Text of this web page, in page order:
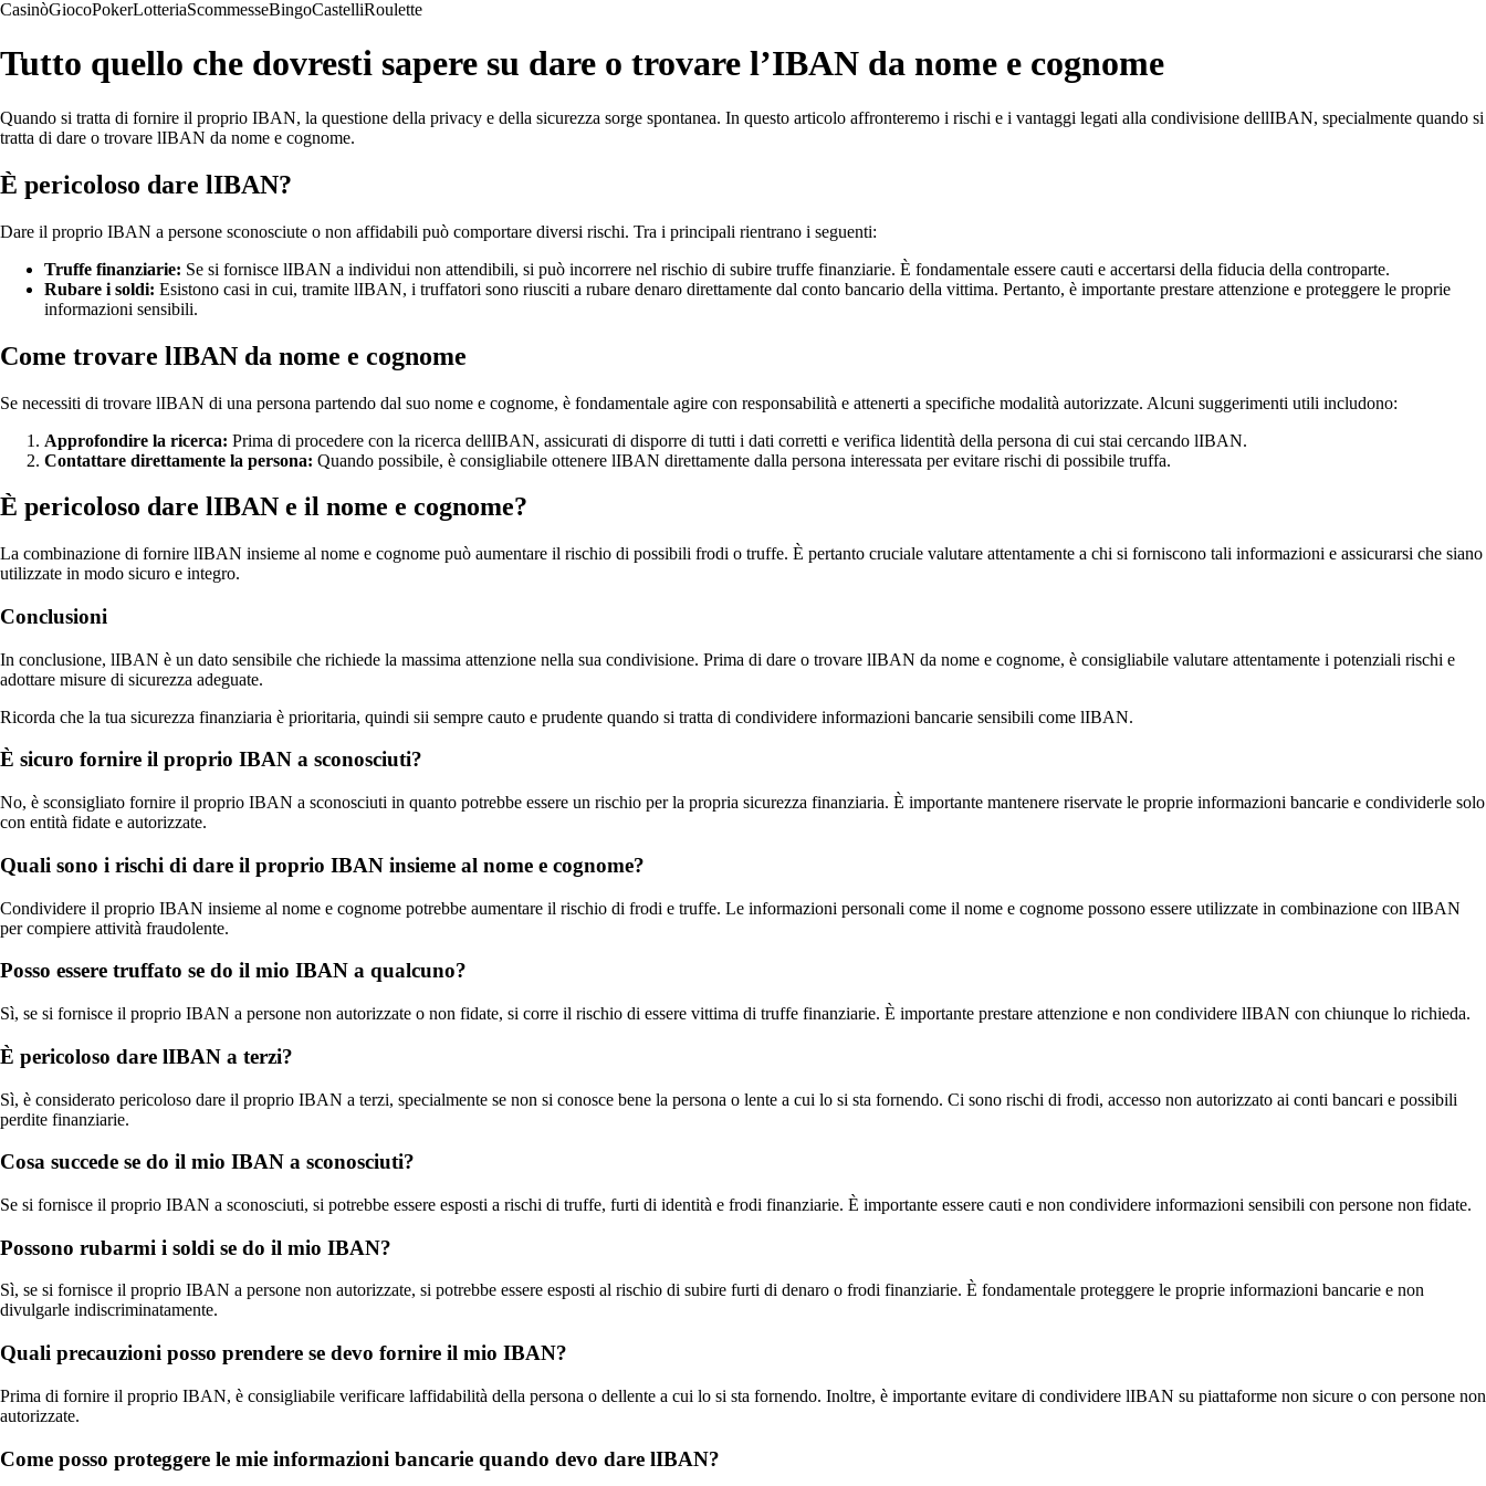
CasinòGiocoPokerLotteriaScommesseBingoCastelliRoulette
Tutto quello che dovresti sapere su dare o trovare l’IBAN da nome e cognome
Quando si tratta di fornire il proprio IBAN, la questione della privacy e della sicurezza sorge spontanea. In questo articolo affronteremo i rischi e i vantaggi legati alla condivisione dellIBAN, specialmente quando si
tratta di dare o trovare lIBAN da nome e cognome.
È pericoloso dare lIBAN?
Dare il proprio IBAN a persone sconosciute o non affidabili può comportare diversi rischi. Tra i principali rientrano i seguenti:
Truffe finanziarie: Se si fornisce lIBAN a individui non attendibili, si può incorrere nel rischio di subire truffe finanziarie. È fondamentale essere cauti e accertarsi della fiducia della controparte.
Rubare i soldi: Esistono casi in cui, tramite lIBAN, i truffatori sono riusciti a rubare denaro direttamente dal conto bancario della vittima. Pertanto, è importante prestare attenzione e proteggere le proprie
informazioni sensibili.
Come trovare lIBAN da nome e cognome
Se necessiti di trovare lIBAN di una persona partendo dal suo nome e cognome, è fondamentale agire con responsabilità e attenerti a specifiche modalità autorizzate. Alcuni suggerimenti utili includono:
Approfondire la ricerca: Prima di procedere con la ricerca dellIBAN, assicurati di disporre di tutti i dati corretti e verifica lidentità della persona di cui stai cercando lIBAN.
Contattare direttamente la persona: Quando possibile, è consigliabile ottenere lIBAN direttamente dalla persona interessata per evitare rischi di possibile truffa.
È pericoloso dare lIBAN e il nome e cognome?
La combinazione di fornire lIBAN insieme al nome e cognome può aumentare il rischio di possibili frodi o truffe. È pertanto cruciale valutare attentamente a chi si forniscono tali informazioni e assicurarsi che siano
utilizzate in modo sicuro e integro.
Conclusioni
In conclusione, lIBAN è un dato sensibile che richiede la massima attenzione nella sua condivisione. Prima di dare o trovare lIBAN da nome e cognome, è consigliabile valutare attentamente i potenziali rischi e
adottare misure di sicurezza adeguate.
Ricorda che la tua sicurezza finanziaria è prioritaria, quindi sii sempre cauto e prudente quando si tratta di condividere informazioni bancarie sensibili come lIBAN.
È sicuro fornire il proprio IBAN a sconosciuti?
No, è sconsigliato fornire il proprio IBAN a sconosciuti in quanto potrebbe essere un rischio per la propria sicurezza finanziaria. È importante mantenere riservate le proprie informazioni bancarie e condividerle solo
con entità fidate e autorizzate.
Quali sono i rischi di dare il proprio IBAN insieme al nome e cognome?
Condividere il proprio IBAN insieme al nome e cognome potrebbe aumentare il rischio di frodi e truffe. Le informazioni personali come il nome e cognome possono essere utilizzate in combinazione con lIBAN
per compiere attività fraudolente.
Posso essere truffato se do il mio IBAN a qualcuno?
Sì, se si fornisce il proprio IBAN a persone non autorizzate o non fidate, si corre il rischio di essere vittima di truffe finanziarie. È importante prestare attenzione e non condividere lIBAN con chiunque lo richieda.
È pericoloso dare lIBAN a terzi?
Sì, è considerato pericoloso dare il proprio IBAN a terzi, specialmente se non si conosce bene la persona o lente a cui lo si sta fornendo. Ci sono rischi di frodi, accesso non autorizzato ai conti bancari e possibili
perdite finanziarie.
Cosa succede se do il mio IBAN a sconosciuti?
Se si fornisce il proprio IBAN a sconosciuti, si potrebbe essere esposti a rischi di truffe, furti di identità e frodi finanziarie. È importante essere cauti e non condividere informazioni sensibili con persone non fidate.
Possono rubarmi i soldi se do il mio IBAN?
Sì, se si fornisce il proprio IBAN a persone non autorizzate, si potrebbe essere esposti al rischio di subire furti di denaro o frodi finanziarie. È fondamentale proteggere le proprie informazioni bancarie e non
divulgarle indiscriminatamente.
Quali precauzioni posso prendere se devo fornire il mio IBAN?
Prima di fornire il proprio IBAN, è consigliabile verificare laffidabilità della persona o dellente a cui lo si sta fornendo. Inoltre, è importante evitare di condividere lIBAN su piattaforme non sicure o con persone non
autorizzate.
Come posso proteggere le mie informazioni bancarie quando devo dare lIBAN?